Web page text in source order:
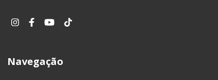
Navegação